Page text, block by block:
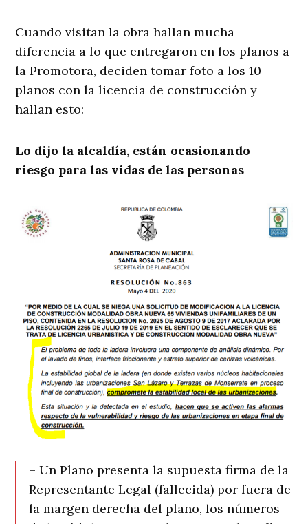
Cuando visitan la obra hallan mucha
diferencia a lo que entregaron en los planos a
la Promotora, deciden tomar foto a los 10
planos con la licencia de construcción y
hallan esto:
Lo dijo la alcaldía, están ocasionando
riesgo para las vidas de las personas
– Un Plano presenta la supuesta firma de la
Representante Legal (fallecida) por fuera de
la margen derecha del plano, los números